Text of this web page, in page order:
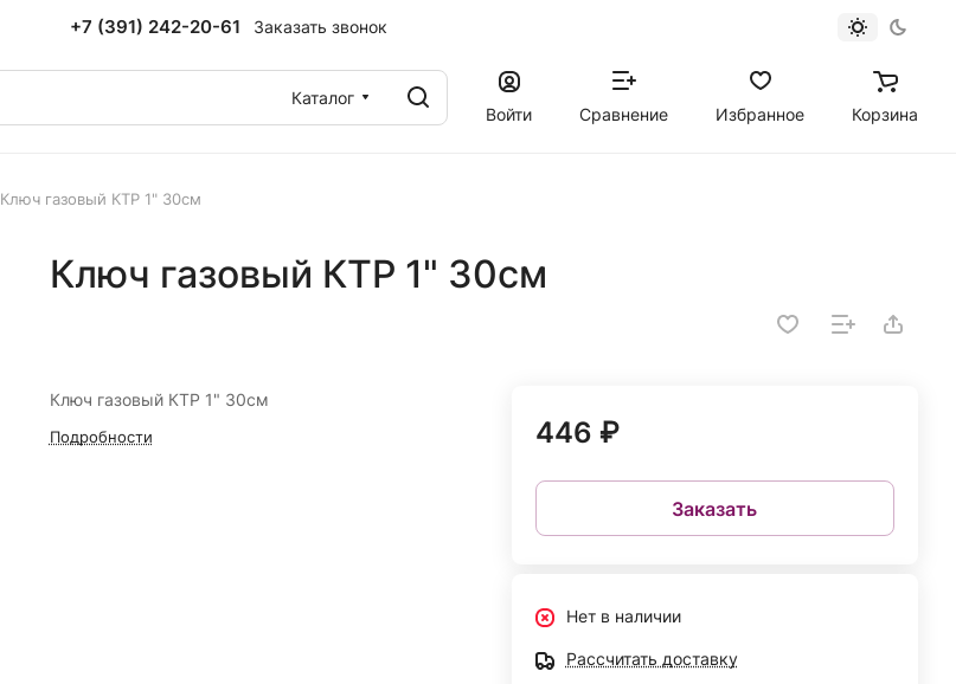
+7 (391) 242-20-61 Заказать звонок
Каталог
Войти
Сравнение Избранное Корзина
Ключ газовый КТР 1" 30см
Ключ газовый КТР 1" 30см
Ключ газовый КТР 1" 30см
Подробности 446 ₽
Заказать
Нет в наличии
Рассчитать доставку